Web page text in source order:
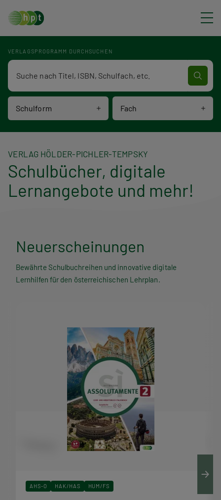
VERLAGSPROGRAMM DURCHSUCHEN
Schulform Fach
Verlagsprogramm Volltextsuche
VERLAG HÖLDER-PICHLER-TEMPSKY
Schulbücher, digitale
Lernangebote und mehr!
Neuerscheinungen
Bewährte Schulbuchreihen und innovative digitale
Lernhilfen für den österreichischen Lehrplan.
AHS-O HAK/HAS HUM/FS